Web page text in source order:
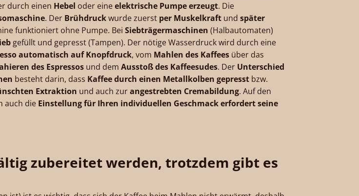
durch einen Hebel oder eineelektrische Pumpe erzeugt. Die
. Der Brühdruckwurde zuerst per Muskelkraft und später
funktioniert ohne Pumpe. Bei Siebträgermaschinen (Halbautomaten)
gefüllt und gepresst (Tampen). Der nötige Wasserdruck wird durch eine
automatisch auf Knopfdruck, vom Mahlen des Kaffees über das
des Espressos und dem Ausstoß des Kaffeesudes. Der Unterschied
besteht darin, dass Kaffee durch einen Metallkolben gepresst bzw.
Extraktion und auch zurangestrebten Cremabildung. Auf den
auch die Einstellung für Ihren individuellen Geschmack erfordert seine
zubereitet werden, trotzdem gibt es